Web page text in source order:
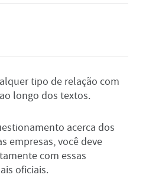
tipo de relação com
longo dos textos.
acerca dos
empresas, você deve
com essas
oficiais.